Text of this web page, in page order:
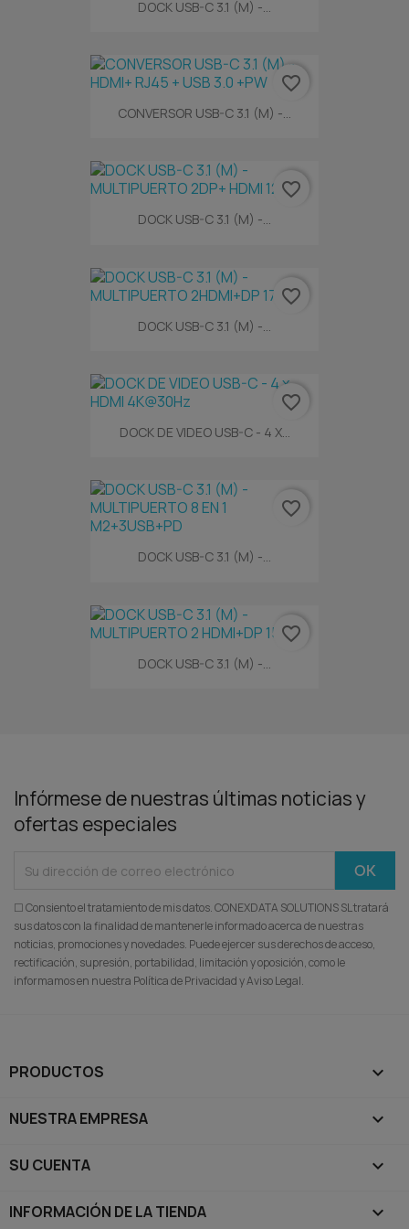
DOCK USB-C 3.1 (M) -...
CONVERSOR USB-C 3.1 (M) -...
favorite_border
DOCK USB-C 3.1 (M) -...
favorite_border
DOCK USB-C 3.1 (M) -...
favorite_border
DOCK DE VIDEO USB-C - 4 X...
favorite_border
DOCK USB-C 3.1 (M) -...
favorite_border
DOCK USB-C 3.1 (M) -...
favorite_border
Infórmese de nuestras últimas noticias y
ofertas especiales
☐ Consiento el tratamiento de mis datos. CONEXDATA SOLUTIONS SL tratará
sus datos con la finalidad de mantenerle informado acerca de nuestras
noticias, promociones y novedades. Puede ejercer sus derechos de acceso,
rectificación, supresión, portabilidad, limitación y oposición, como le
informamos en nuestra Política de Privacidad y Aviso Legal.
PRODUCTOS 
NUESTRA EMPRESA 
SU CUENTA 
INFORMACIÓN DE LA TIENDA keyboard_arrow_down